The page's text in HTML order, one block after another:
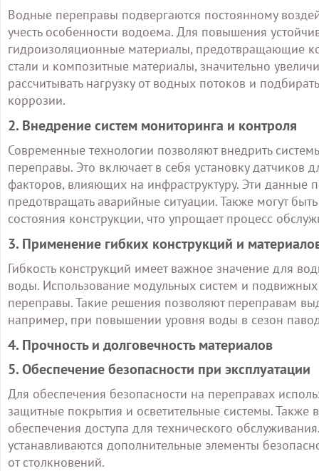
Водные переправы подвергаются постоянному
учесть особенности водоема. Для повышения
гидроизоляционные материалы, предотвращающие
стали и композитные материалы, значительно
рассчитывать нагрузку от водных потоков и
коррозии.
2. Внедрение систем мониторинга и контроля
Современные технологии позволяют внедрить
переправы. Это включает в себя установку датчиков
факторов, влияющих на инфраструктуру. Эти данные
предотвращать аварийные ситуации. Также могут
состояния конструкции, что упрощает процесс
3. Применение гибких конструкций и
Гибкость конструкций имеет важное значение для
воды. Использование модульных систем и подвижных
переправы. Такие решения позволяют переправам
например, при повышении уровня воды в сезон
4. Прочность и долговечность материалов
5. Обеспечение безопасности при эксплуатации
Для обеспечения безопасности на переправах
защитные покрытия и осветительные системы.
обеспечения доступа для технического
устанавливаются дополнительные элементы
от столкновений.